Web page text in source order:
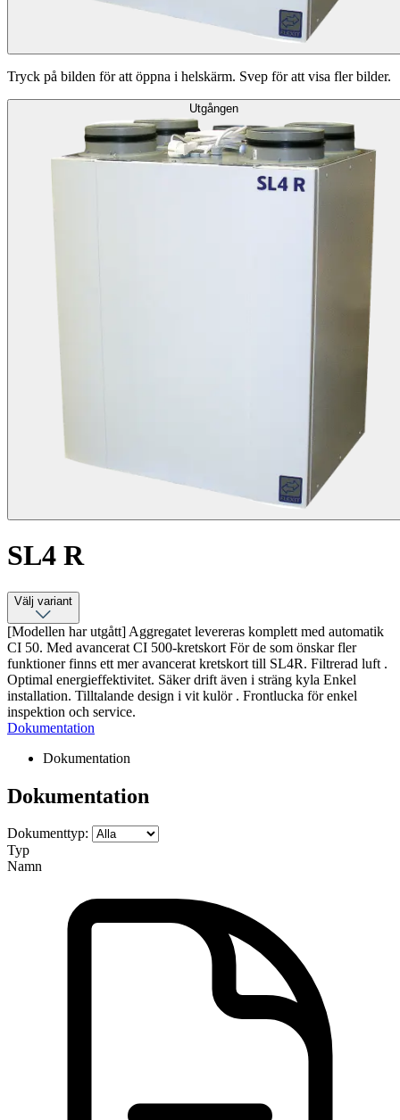
Tryck på bilden för att öppna i helskärm. Svep för att visa fler bilder.
Utgången
SL4 R
Välj variant
[Modellen har utgått] Aggregatet levereras komplett med automatik
CI 50. Med avancerat CI 500-kretskort För de som önskar fler
funktioner finns ett mer avancerat kretskort till SL4R. Filtrerad luft .
Optimal energieffektivitet. Säker drift även i sträng kyla Enkel
installation. Tilltalande design i vit kulör . Frontlucka för enkel
inspektion och service.
Dokumentation
Dokumentation
Dokumentation
Dokumenttyp:
Typ
Namn